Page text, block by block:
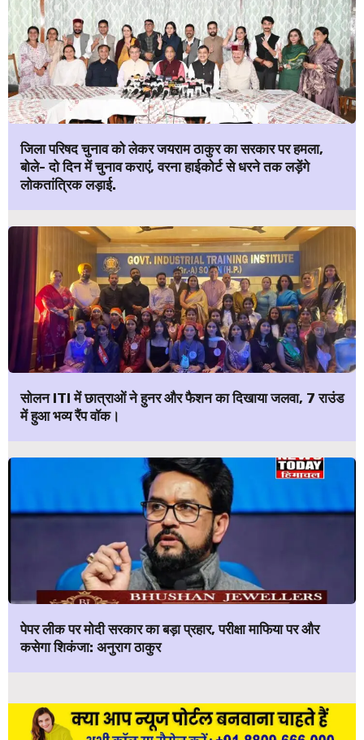
जिला परिषद चुनाव को लेकर जयराम ठाकुर का सरकार पर हमला,
बोले- दो दिन में चुनाव कराएं, वरना हाईकोर्ट से धरने तक लड़ेंगे
लोकतांत्रिक लड़ाई.
सोलन ITI में छात्राओं ने हुनर और फैशन का दिखाया जलवा, 7 राउंड
में हुआ भव्य रैंप वॉक।
पेपर लीक पर मोदी सरकार का बड़ा प्रहार, परीक्षा माफिया पर और
कसेगा शिकंजा: अनुराग ठाकुर